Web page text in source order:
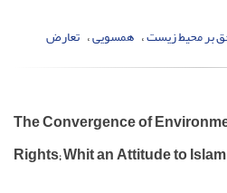
بر محیط زیست همسویی تعارض
The Convergence of
Rights; Whit an Attitude to